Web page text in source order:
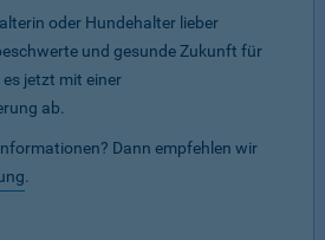
oder Hundehalter lieber
und gesunde Zukunft für
es jetzt mit einer
ab.
Dann empfehlen wir
.